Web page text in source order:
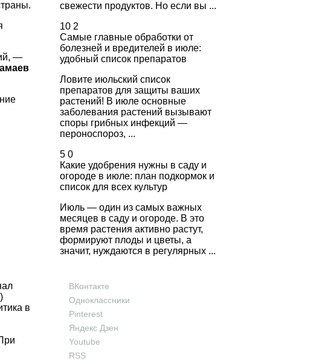
—
свежести продуктов. Но если вы ...
10 2
Самые главные обработки от
болезней и вредителей в июле:
удобный список препаратов
Ловите июльский список
препаратов для защиты ваших
растений! В июле основные
заболевания растений вызывают
споры грибных инфекций —
пероноспороз, ...
5 0
Какие удобрения нужны в саду и
огороде в июле: план подкормок и
список для всех культур
Июль — один из самых важных
месяцев в саду и огороде. В это
время растения активно растут,
формируют плоды и цветы, а
значит, нуждаются в регулярных ...
в
ВКонтакте
Одноклассники
Pinterest
Яндекс Дзен
Youtube
RSS